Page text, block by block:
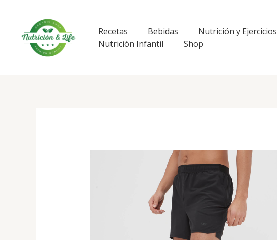
contenido
Recetas Bebidas Nutrición y Ejercicios
Nutrición Infantil
Shop